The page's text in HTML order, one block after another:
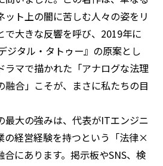
ット上の闇に苦しむ人々の姿をリ
で大きな反響を呼び、2019年に
ジタル・タトゥー』の原案とし
ラマで描かれた「アナログな法理
融合」こそが、まさに私たちの目
最大の強みは、代表がITエンジニ
の経営経験を持つという「法律×
にあります。掲示板やSNS、検